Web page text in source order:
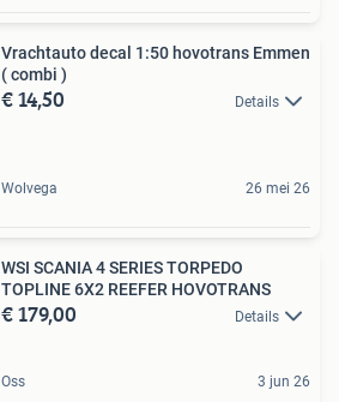
Vrachtauto decal 1:50 hovotrans Emmen
( combi )
€ 14,50 Details
Wolvega 26 mei 26
WSI SCANIA 4 SERIES TORPEDO
TOPLINE 6X2 REEFER HOVOTRANS
€ 179,00 Details
Oss 3 jun 26